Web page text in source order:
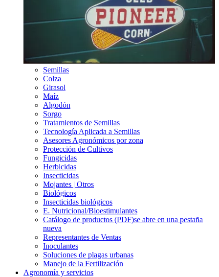
Semillas
Colza
Girasol
Maíz
Algodón
Sorgo
Tratamientos de Semillas
Tecnología Aplicada a Semillas
Asesores Agronómicos por zona
Protección de Cultivos
Fungicidas
Herbicidas
Insecticidas
Mojantes | Otros
Biológicos
Insecticidas biológicos
E. Nutricional/Bioestimulantes
Catálogo de productos (PDF)se abre en una pestaña
nueva
Representantes de Ventas
Inoculantes
Soluciones de plagas urbanas
Manejo de la Fertilización
Agronomía y servicios